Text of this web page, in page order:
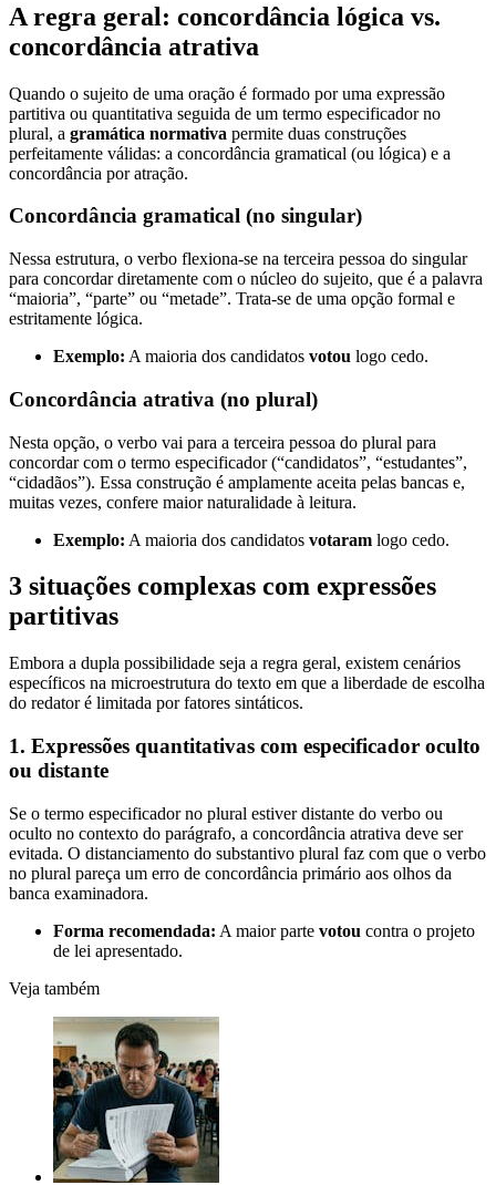
A regra geral: concordância lógica vs.
concordância atrativa
Quando o sujeito de uma oração é formado por uma expressão
partitiva ou quantitativa seguida de um termo especificador no
plural, a gramática normativa permite duas construções
perfeitamente válidas: a concordância gramatical (ou lógica) e a
concordância por atração.
Concordância gramatical (no singular)
Nessa estrutura, o verbo flexiona-se na terceira pessoa do singular
para concordar diretamente com o núcleo do sujeito, que é a palavra
“maioria”, “parte” ou “metade”. Trata-se de uma opção formal e
estritamente lógica.
Exemplo: A maioria dos candidatos votou logo cedo.
Concordância atrativa (no plural)
Nesta opção, o verbo vai para a terceira pessoa do plural para
concordar com o termo especificador (“candidatos”, “estudantes”,
“cidadãos”). Essa construção é amplamente aceita pelas bancas e,
muitas vezes, confere maior naturalidade à leitura.
Exemplo: A maioria dos candidatos votaram logo cedo.
3 situações complexas com expressões
partitivas
Embora a dupla possibilidade seja a regra geral, existem cenários
específicos na microestrutura do texto em que a liberdade de escolha
do redator é limitada por fatores sintáticos.
1. Expressões quantitativas com especificador oculto
ou distante
Se o termo especificador no plural estiver distante do verbo ou
oculto no contexto do parágrafo, a concordância atrativa deve ser
evitada. O distanciamento do substantivo plural faz com que o verbo
no plural pareça um erro de concordância primário aos olhos da
banca examinadora.
Forma recomendada: A maior parte votou contra o projeto
de lei apresentado.
Veja também